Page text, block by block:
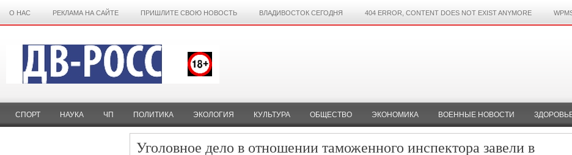
О НАС РЕКЛАМА НА САЙТЕ ПРИШЛИТЕ СВОЮ НОВОСТЬ ВЛАДИВОСТОК СЕГОДНЯ 404 ERROR, CONTENT DOES NOT EXIST ANYMORE
СПОРТ НАУКА ЧП ПОЛИТИКА ЭКОЛОГИЯ КУЛЬТУРА ОБЩЕСТВО ЭКОНОМИКА ВОЕННЫЕ НОВОСТИ
Уголовное дело в отношении таможенного инспектора завели в